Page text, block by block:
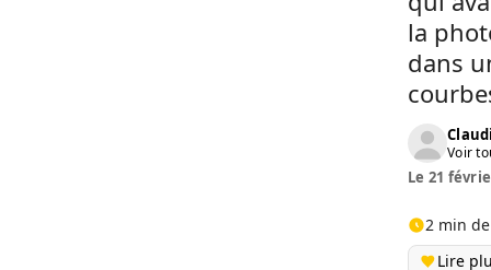
la
dans
Voir
Le 21
2 min
Lire